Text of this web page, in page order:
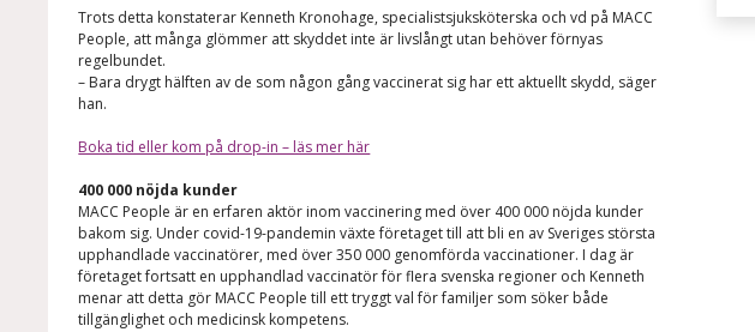
Trots detta konstaterar Kenneth Kronohage, specialistsjuksköterska och vd på MACC
People, att många glömmer att skyddet inte är livslångt utan behöver förnyas
regelbundet.
– Bara drygt hälften av de som någon gång vaccinerat sig har ett aktuellt skydd, säger
han.
Boka tid eller kom på drop-in – läs mer här
400 000 nöjda kunder
MACC People är en erfaren aktör inom vaccinering med över 400 000 nöjda kunder
bakom sig. Under covid-19-pandemin växte företaget till att bli en av Sveriges största
upphandlade vaccinatörer, med över 350 000 genomförda vaccinationer. I dag är
företaget fortsatt en upphandlad vaccinatör för flera svenska regioner och Kenneth
menar att detta gör MACC People till ett tryggt val för familjer som söker både
tillgänglighet och medicinsk kompetens.